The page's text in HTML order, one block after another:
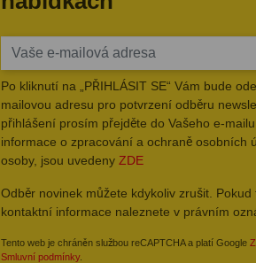
Po kliknutí na „PŘIHLÁSIT SE“ Vám bude
mailovou adresu pro potvrzení odběru
přihlášení prosím přejděte do Vašeho e-
informace o zpracování a ochraně osobních
osoby, jsou uvedeny ZDE
Odběr novinek můžete kdykoliv zrušit.
kontaktní informace naleznete v právním
Tento web je chráněn službou reCAPTCHA a platí Google
Smluvní podmínky.